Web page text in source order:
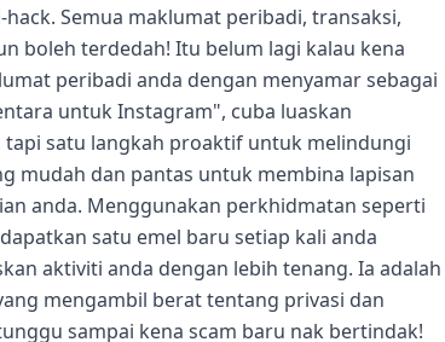
Semua maklumat peribadi, transaksi,
boleh terdedah! Itu belum lagi kalau kena
peribadi anda dengan menyamar sebagai
untuk Instagram", cuba luaskan
satu langkah proaktif untuk melindungi
mudah dan pantas untuk membina lapisan
anda. Menggunakan perkhidmatan seperti
satu emel baru setiap kali anda
aktiviti anda dengan lebih tenang. Ia adalah
mengambil berat tentang privasi dan
sampai kena scam baru nak bertindak!